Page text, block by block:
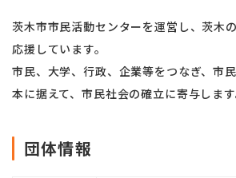
茨木市市民活動センターを運営し、茨木
応援しています。
市民、大学、行政、企業等をつなぎ、市
本に据えて、市民社会の確立に寄与します
団体情報